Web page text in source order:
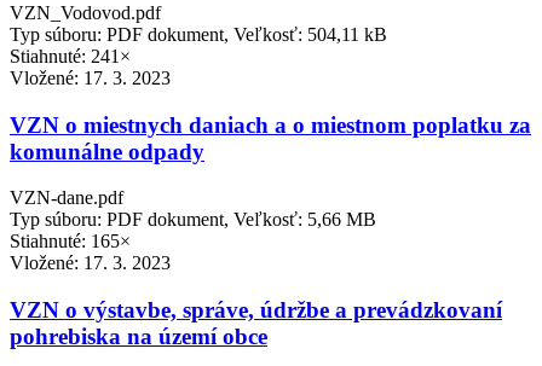
VZN_Vodovod.pdf
Typ súboru: PDF dokument, Veľkosť: 504,11 kB
Stiahnuté: 241×
Vložené: 17. 3. 2023
VZN o miestnych daniach a o miestnom poplatku za
komunálne odpady
VZN-dane.pdf
Typ súboru: PDF dokument, Veľkosť: 5,66 MB
Stiahnuté: 165×
Vložené: 17. 3. 2023
VZN o výstavbe, správe, údržbe a prevádzkovaní
pohrebiska na území obce